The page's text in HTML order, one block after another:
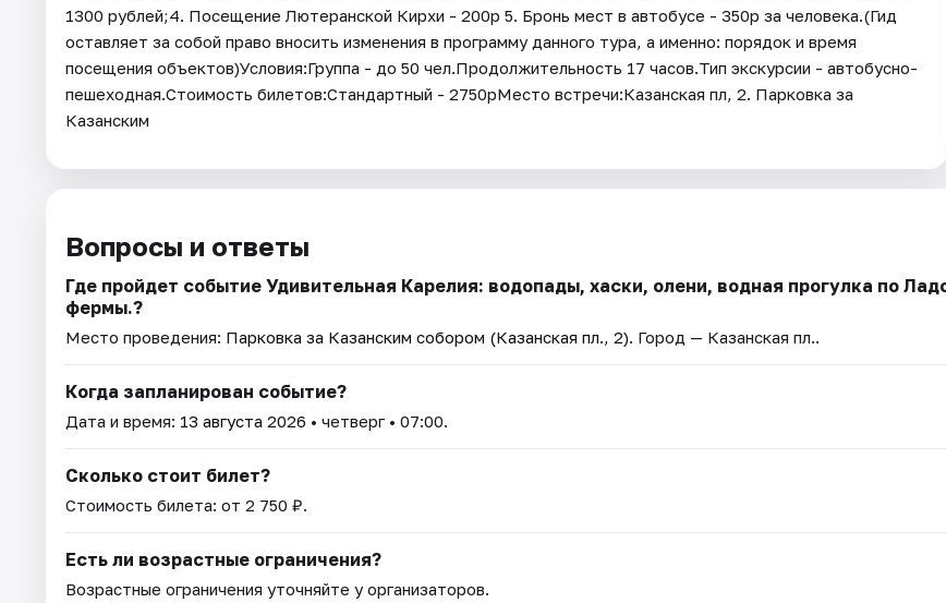
1300 рублей;4. Посещение Лютеранской Кирхи - 200р 5. Бронь мест в автобусе - 350р за человека.(Гид
оставляет за собой право вносить изменения в программу данного тура, а именно: порядок и время
посещения объектов)Условия:Группа - до 50 чел.Продолжительность 17 часов.Тип экскурсии - автобусно-
пешеходная.Стоимость билетов:Стандартный - 2750рМесто встречи:Казанская пл, 2. Парковка за
Казанским
Вопросы и ответы
Где пройдет событие Удивительная Карелия: водопады, хаски, олени, водная прогулка по
фермы.?
Место проведения: Парковка за Казанским собором (Казанская пл., 2). Город — Казанская пл..
Когда запланирован событие?
Дата и время: 13 августа 2026 • четверг • 07:00.
Сколько стоит билет?
Стоимость билета: от 2 750 ₽.
Есть ли возрастные ограничения?
Возрастные ограничения уточняйте у организаторов.